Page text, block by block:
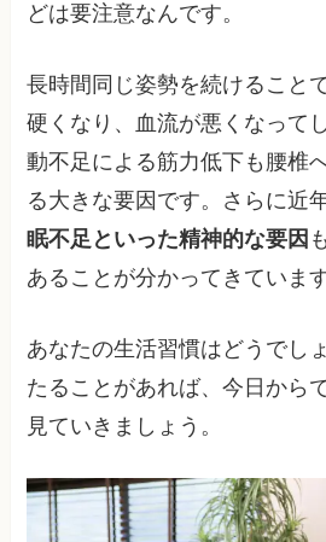
どは要注意なんです。
長時間同じ姿勢を続けること
硬くなり、血流が悪くなって
動不足による筋力低下も腰椎
る大きな要因です。さらに近
眠不足といった精神的な要因
あることが分かってきています
あなたの生活習慣はどうでし
たることがあれば、今日から
見ていきましょう。